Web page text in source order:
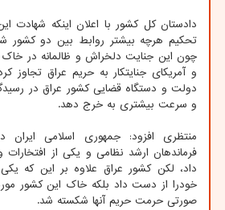
دادستان کل کشور با اعلان اینکه شهادت
تحکیم هرچه بیشتر روابط بین دو کشور
چون این جنایت دلخراش و ظالمانه در
و آمریکای جنایتکار به حریم عراق تجاوز
دولت و دستگاه قضایی کشور عراق در
و سرعت بیشتری به خرج دهد.
منتظری افزود: جمهوری اسلامی
فرماندهان ارشد نظامی و یکی از
داد، لکن کشور عراق علاوه بر این که
خودرا از دست داد بلکه خاک این کشور
صورتی حرمت حریم آنها شکسته شد.